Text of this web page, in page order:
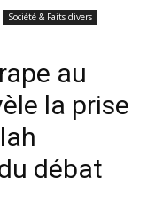
Société & Faits divers
au
la prise
débat